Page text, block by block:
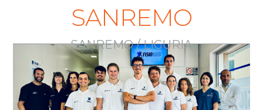
SANREMO
SANREMO / LIGURIA